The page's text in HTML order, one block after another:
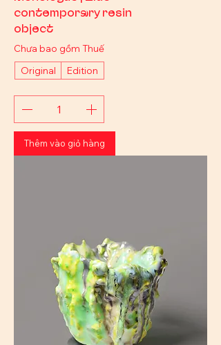
contemporary resin
object
Chưa bao gồm Thuế
Original
Edition
Thêm vào giỏ hàng